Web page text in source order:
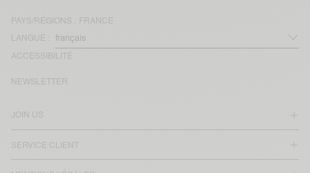
PAYS/RÉGIONS : FRANCE
LANGUE :
ACCESSIBILITÉ
JOIN US
SERVICE CLIENT
NEWSLETTER